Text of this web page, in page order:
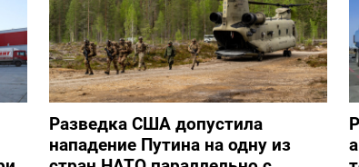
Разведка США допустила
нападение Путина на одну из